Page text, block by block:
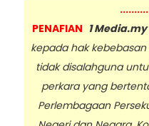
PENAFIAN 1 Media.my
kepada hak
tidak disalahguna
perkara yang
Perlembagaan